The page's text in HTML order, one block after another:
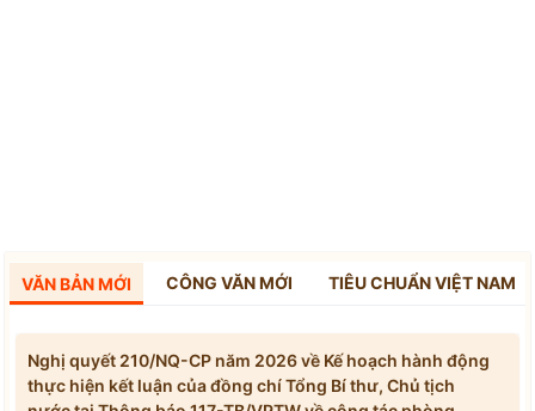
VĂN BẢN MỚI CÔNG VĂN MỚI TIÊU CHUẨN VIỆT NAM
Nghị quyết 210/NQ-CP năm 2026 về Kế hoạch hành động
thực hiện kết luận của đồng chí Tổng Bí thư, Chủ tịch